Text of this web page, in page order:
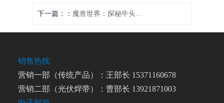
下一篇： 魔兽世界：探秘牛头人变身技能，揭开神秘的坐骑之门
销售热线
营销一部（传统产品）：王部长 15371160678
营销二部（光伏焊带）：曹部长 13921871003